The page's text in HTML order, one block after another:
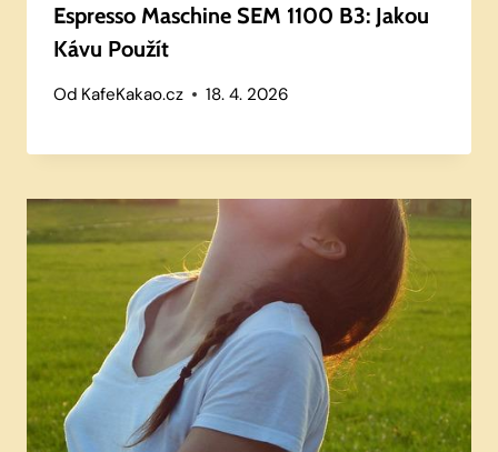
Espresso Maschine SEM 1100 B3: Jakou
Kávu Použít
Od KafeKakao.cz 18. 4. 2026